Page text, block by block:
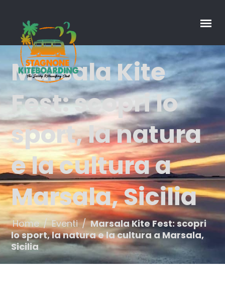
Marsala Kite
Fest: scopri lo
sport, la natura
e la cultura a
Marsala, Sicilia
Home/Eventi/Marsala Kite Fest: scopri
lo sport, la natura e la cultura a Marsala,
Sicilia